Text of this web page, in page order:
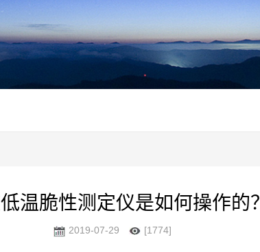
温脆性测定仪是如何操作的？
2019-07-29 [1774]